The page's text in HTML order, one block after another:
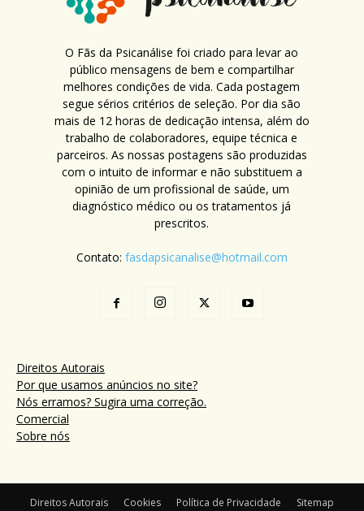
O Fãs da Psicanálise foi criado para levar ao
público mensagens de bem e compartilhar
melhores condições de vida. Cada postagem
segue sérios critérios de seleção. Por dia são
mais de 12 horas de dedicação intensa, além do
trabalho de colaboradores, equipe técnica e
parceiros. As nossas postagens são produzidas
com o intuito de informar e não substituem a
opinião de um profissional de saúde, um
diagnóstico médico ou os tratamentos já
prescritos.
Contato: fasdapsicanalise@hotmail.com
Direitos Autorais
Por que usamos anúncios no site?
Nós erramos? Sugira uma correção.
Comercial
Sobre nós
Direitos Autorais Cookies Política de Privacidade Sitemap